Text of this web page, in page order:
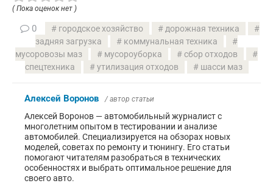
( Пока оценок нет )
0 городское хозяйство
дорожная техника
задняя загрузка
коммунальная техника
мусоровозы маз
мусороуборка
сбор отходов
спецтехника
утилизация отходов шасси маз
Алексей Воронов / автор статьи
Алексей Воронов — автомобильный журналист с
многолетним опытом в тестировании и анализе
автомобилей. Специализируется на обзорах новых
моделей, советах по ремонту и тюнингу. Его статьи
помогают читателям разобраться в технических
особенностях и выбрать оптимальное решение для
своего авто.